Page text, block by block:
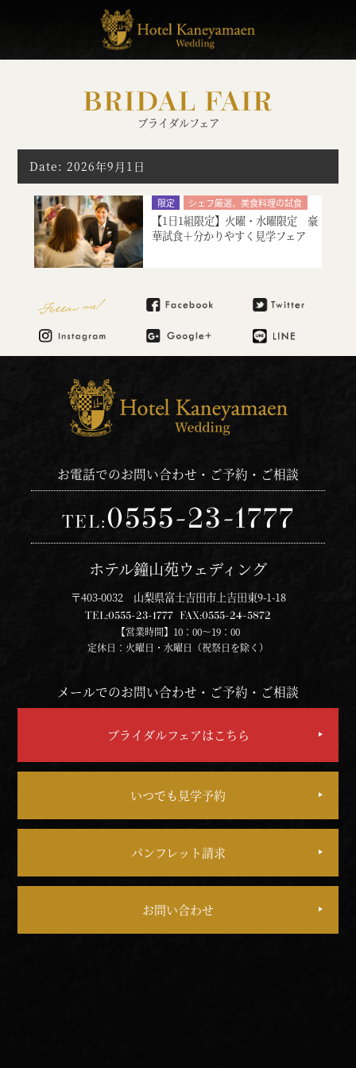
BRIDAL FAIR
ブライダルフェア
Date: 2026年9月1日
限定
シェフ厳選、美食料理の試食
絶品スイーツ試食
大聖堂挙式
神殿挙式
特別限定プレゼント付
見積り相談会
ご宿泊のご予約・ご相談
【1日1組限定】火曜・水曜限定 豪
華試食＋分かりやすく見学フェア
Follow me!
お電話でのお問い合わせ・ご予約・ご相談
TEL:0555-23-1777
ホテル鐘山苑ウェディング
〒403-0032 山梨県富士吉田市上吉田東9-1-18
TEL:0555-23-1777 FAX:0555-24-5872
【営業時間】10：00～19：00
定休日：火曜日・水曜日（祝祭日を除く）
メールでのお問い合わせ・ご予約・ご相談
ブライダルフェアはこちら
いつでも見学予約
パンフレット請求
お問い合わせ